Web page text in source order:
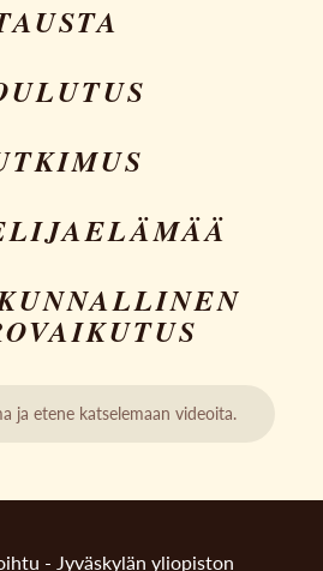
ja etene katselemaan videoita.
- Jyväskylän yliopiston